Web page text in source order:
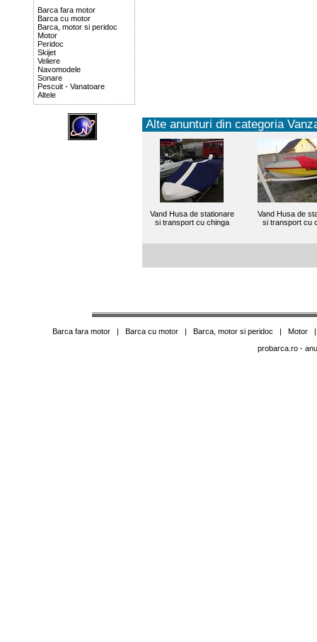
Barca fara motor
Barca cu motor
Barca, motor si peridoc
Motor
Peridoc
Skijet
Veliere
Navomodele
Sonare
Pescuit - Vanatoare
Altele
Alte anunturi din categoria
Vand Husa de stationare
si transport cu chinga
Vand Husa de
si transport cu
Barca fara motor| Barca cu motor| Barca, motor si peridoc | Motor
probarca.ro-